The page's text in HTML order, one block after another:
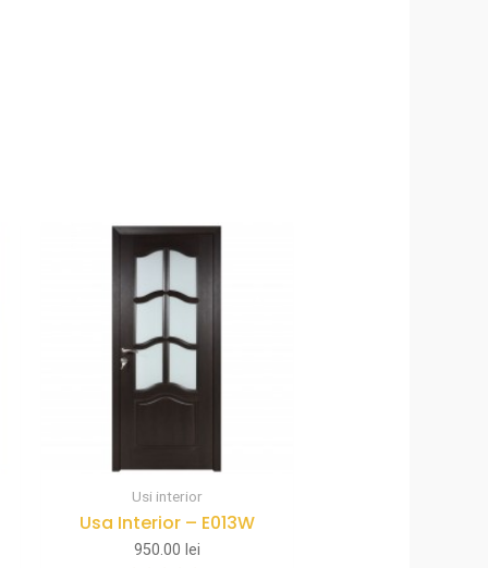
Usi interior
Usa Interior – E013W
950.00 lei